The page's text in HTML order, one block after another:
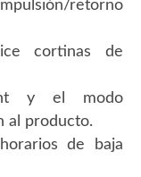
retorno
cortinas de
y el modo
al producto.
de baja